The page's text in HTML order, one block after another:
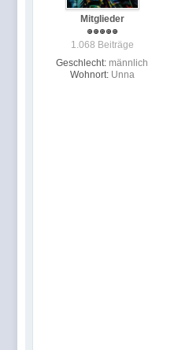
Mitglieder
1.068 Beiträge
Geschlecht: männlich
Wohnort: Unna